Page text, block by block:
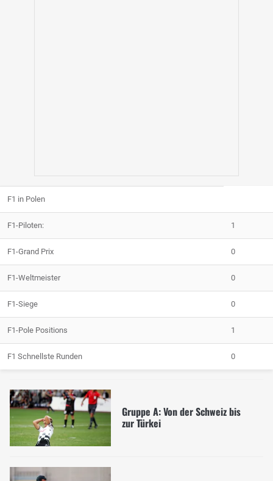
F1 in Polen
F1-Piloten: 1
F1-Grand Prix 0
F1-Weltmeister 0
F1-Siege 0
F1-Pole Positions 1
F1 Schnellste Runden 0
Gruppe A: Von der Schweiz bis
zur Türkei